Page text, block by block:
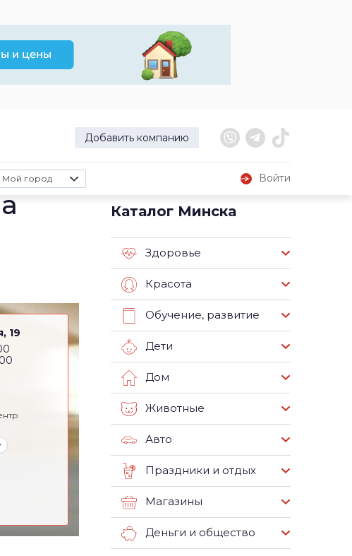
Добавить компанию
Мой город Войти
19
Каталог Минска
Здоровье
Красота
Обучение, развитие
Дети
Дом
Животные
Авто
Праздники и отдых
Магазины
Деньги и общество